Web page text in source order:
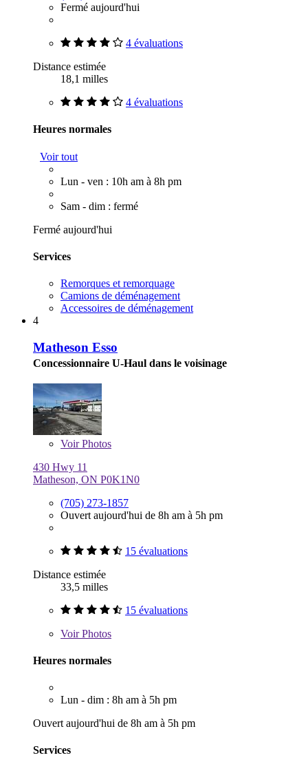
Fermé aujourd'hui
4 évaluations
Distance estimée
18,1 milles
4 évaluations
Heures normales
Voir tout
Lun - ven : 10h am à 8h pm
Sam - dim : fermé
Fermé aujourd'hui
Services
Remorques et remorquage
Camions de déménagement
Accessoires de déménagement
4
Matheson Esso
Concessionnaire U-Haul dans le voisinage
VoirPhotos
430 Hwy 11
Matheson, ON P0K1N0
(705) 273-1857
Ouvert aujourd'hui de 8h am à 5h pm
15 évaluations
Distance estimée
33,5 milles
15 évaluations
VoirPhotos
Heures normales
Lun - dim : 8h am à 5h pm
Ouvert aujourd'hui de 8h am à 5h pm
Services